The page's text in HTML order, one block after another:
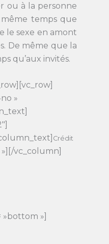
ou à la personne
temps que
le sexe en amont
De même que la
qu’aux invités.
»
Crédit
vc_column]
»]